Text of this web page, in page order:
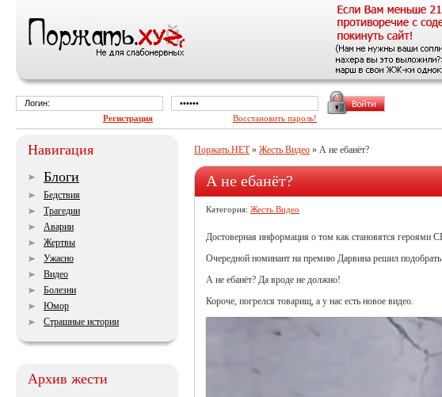
Поржать.НЕТ» Жесть Видео » А не ебанёт?
А не ебанёт?
Категория: Жесть Видео
Достоверная информация о том как становятся героями
Очередной номинант на премию Дарвина решил
А не ебанёт? Да вроде не должно!
Короче, погрелся товарищ, а у нас есть новое видео.
Навигация
Блоги
Бедствия
Трагедии
Аварии
Жертвы
Ужасно
Видео
Болезни
Юмор
Страшные истории
Архив жести
Регистрация Восстановить пароль!